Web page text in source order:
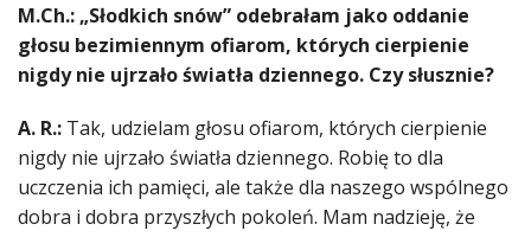
M.Ch.: „Słodkich snów” odebrałam jako oddanie
głosu bezimiennym ofiarom, których cierpienie
nigdy nie ujrzało światła dziennego. Czy słusznie?
A. R.: Tak, udzielam głosu ofiarom, których cierpienie
nigdy nie ujrzało światła dziennego. Robię to dla
uczczenia ich pamięci, ale także dla naszego wspólnego
dobra i dobra przyszłych pokoleń. Mam nadzieję, że